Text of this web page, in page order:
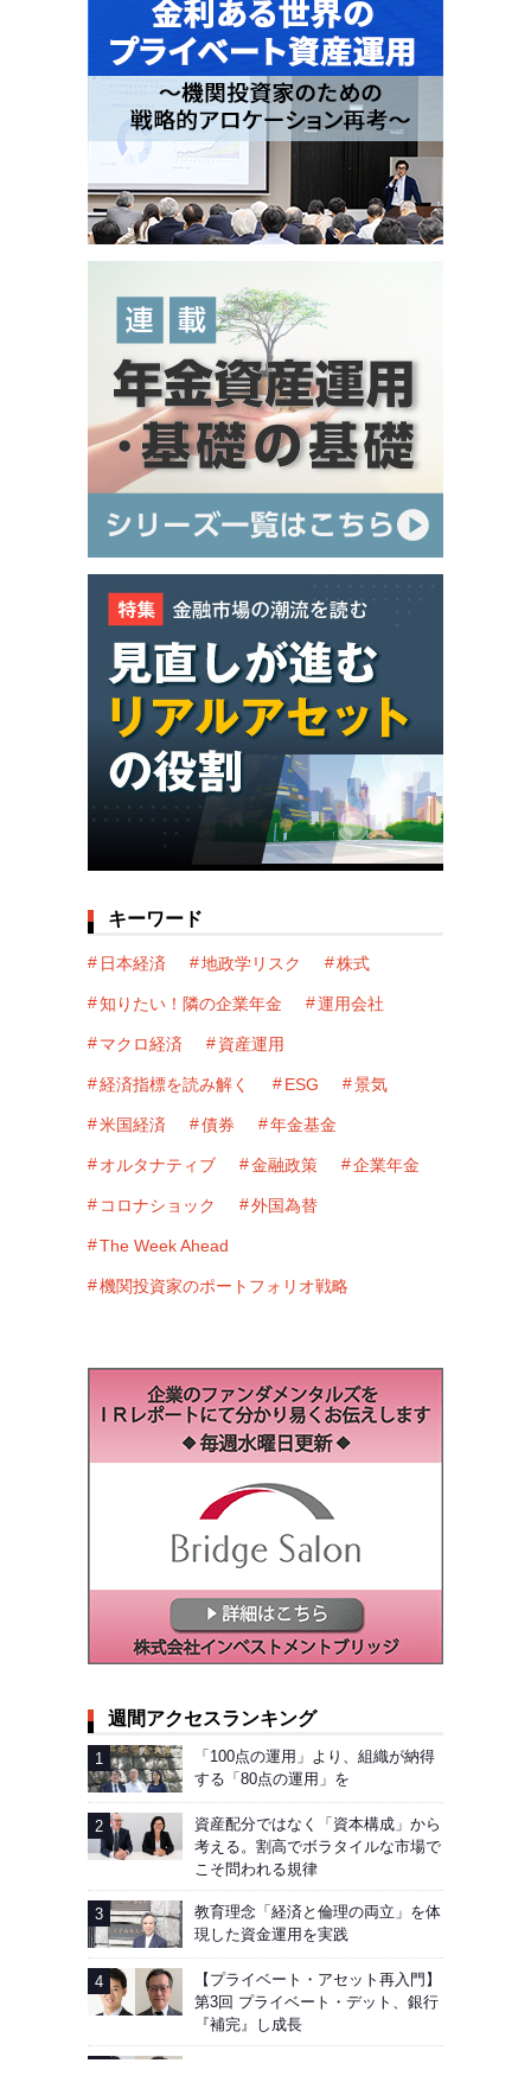
キーワード
日本経済 地政学リスク 株式
知りたい！隣の企業年金 運用会社
マクロ経済 資産運用
経済指標を読み解く ESG 景気
米国経済 債券 年金基金
オルタナティブ 金融政策 企業年金
コロナショック 外国為替
The Week Ahead
機関投資家のポートフォリオ戦略
週間アクセスランキング
「100点の運用」より、組織が納得
する「80点の運用」を
資産配分ではなく「資本構成」から
考える。割高でボラタイルな市場で
こそ問われる規律
教育理念「経済と倫理の両立」を体
現した資金運用を実践
【プライベート・アセット再入門】
第3回 プライベート・デット、銀行
『補完』し成長